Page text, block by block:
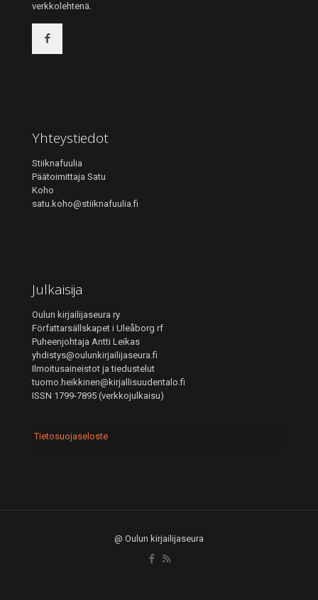
verkkolehtenä.
Yhteystiedot
Stiiknafuulia
Päätoimittaja Satu
Koho
satu.koho@stiiknafuulia.fi
Julkaisija
Oulun kirjailijaseura ry
Författarsällskapet i Uleåborg rf
Puheenjohtaja Antti Leikas
yhdistys@oulunkirjailijaseura.fi
Ilmoitusaineistot ja tiedustelut
tuomo.heikkinen@kirjallisuudentalo.fi
ISSN 1799-7895 (verkkojulkaisu)
Tietosuojaseloste
@ Oulun kirjailijaseura